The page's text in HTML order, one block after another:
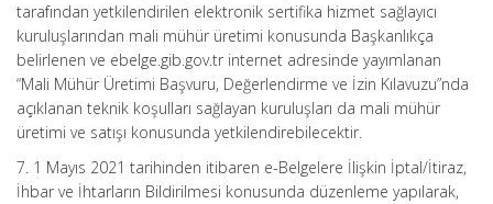
tarafından yetkilendirilen elektronik sertifika hizmet sağlayıcı
kuruluşlarından mali mühür üretimi konusunda Başkanlıkça
belirlenen ve ebelge.gib.gov.tr internet adresinde yayımlanan
“Mali Mühür Üretimi Başvuru, Değerlendirme ve İzin Kılavuzu”nda
açıklanan teknik koşulları sağlayan kuruluşları da mali mühür
üretimi ve satışı konusunda yetkilendirebilecektir.
7. 1 Mayıs 2021 tarihinden itibaren e-Belgelere İlişkin İptal/İtiraz,
İhbar ve İhtarların Bildirilmesi konusunda düzenleme yapılarak,